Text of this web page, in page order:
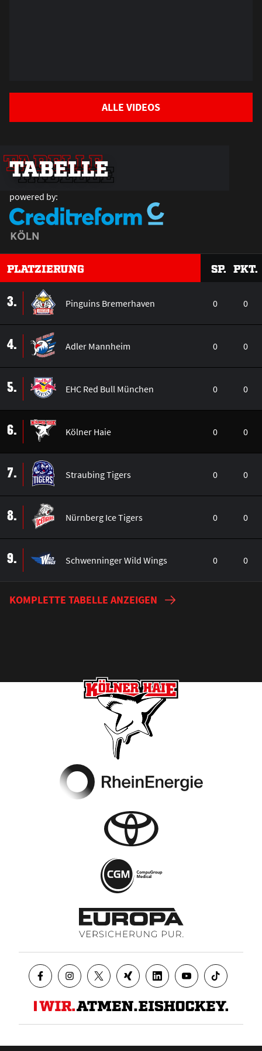
ALLE VIDEOS
TABELLE
TABELLE
TABELLE
powered by:
PLATZIERUNG SP. PKT.
3. Pinguins Bremerhaven 0 0
4. Adler Mannheim 0 0
5. EHC Red Bull München 0 0
6. Kölner Haie 0 0
7. Straubing Tigers 0 0
8. Nürnberg Ice Tigers 0 0
9. Schwenninger Wild Wings 0 0
KOMPLETTE TABELLE ANZEIGEN